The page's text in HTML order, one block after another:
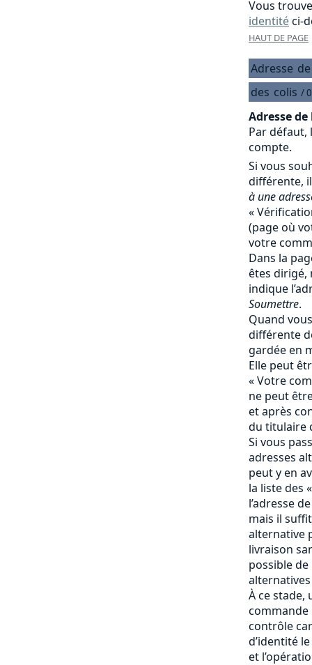
Vous
identitéci-
HAUT DE PAGE
Adresse de
des colis /
Adresse
Par défaut,
compte.
Si vous
différente,
à une
«
(page où
votre
Dans la
êtes dirigé,
indique
Soumettre.
Quand
différente
gardée en
Elle peut
« Votre
ne peut
et après
du titulaire
Si vous
adresses
peut y en
la liste des
l’adresse
mais il
alternative
livraison
possible
À ce stade,
commande
contrôle
d’identité
et